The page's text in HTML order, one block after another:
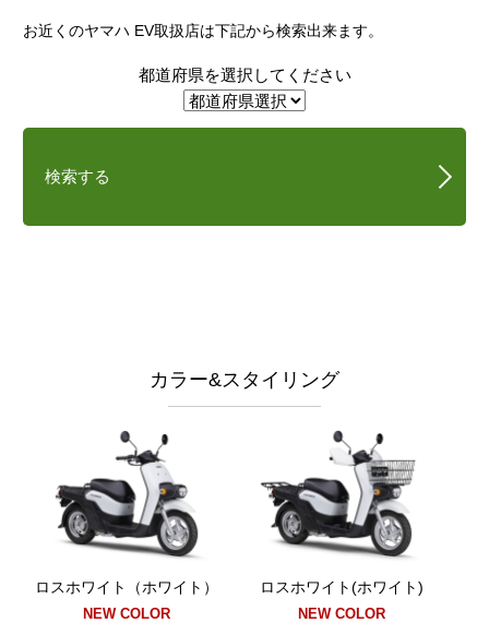
お近くのヤマハ EV取扱店は下記から検索出来ます。
都道府県を選択してください
検索する
カラー&スタイリング
ロスホワイト（ホワイト）
NEW COLOR
ロスホワイト(ホワイト)
NEW COLOR